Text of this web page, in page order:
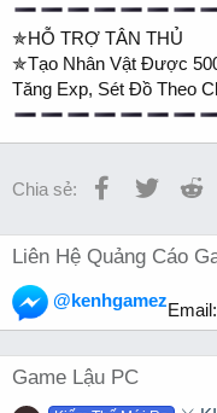
✯HỖ TRỢ TÂN THỦ
✯Tạo Nhân Vật Được
Tăng Exp, Sét Đồ Theo
Chia sẻ: Facebook
Twitter
Liên Hệ Quảng Cáo
@kenhgamezEmail:
Game Lậu PC